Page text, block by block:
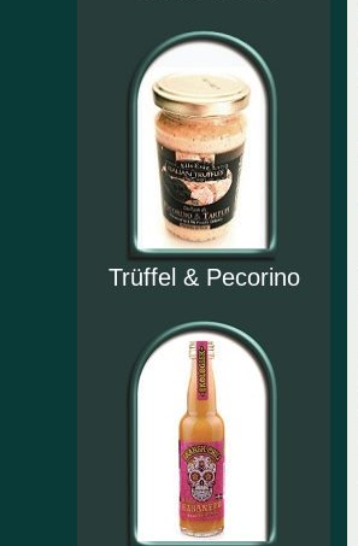
Trüffel & Pecorino